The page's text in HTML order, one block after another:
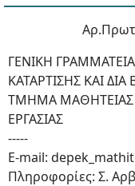
ΓΕΝΙΚΗ
ΚΑΤΑΡΤΙΣΗΣ ΚΑΙ
ΤΜΗΜΑ ΜΑΘΗΤΕΙΑΣ
ΕΡΓΑΣΙΑΣ
-----
E-mail:
Πληροφορίες: Σ.